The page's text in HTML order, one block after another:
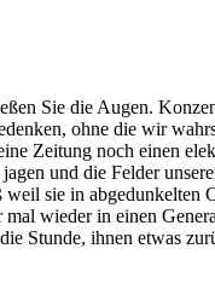
Sie die Augen.
ohne die wir
Zeitung noch einen
und die Felder
sie in abgedunkelten
wieder in einen
Stunde, ihnen etwas